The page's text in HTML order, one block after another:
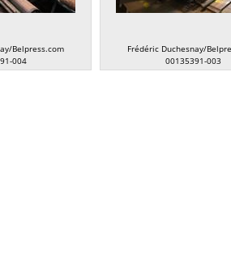
Belpress.com
004
Frédéric Duchesnay/
00135391-003